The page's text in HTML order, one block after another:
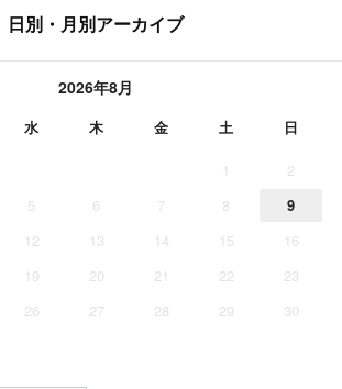
日別・月別アーカイブ
2026年8月
水 木 金 土 日
1
2
5 6 7 8
9
12 13 14 15
16
19 20 21 22
23
26 27 28 29
30